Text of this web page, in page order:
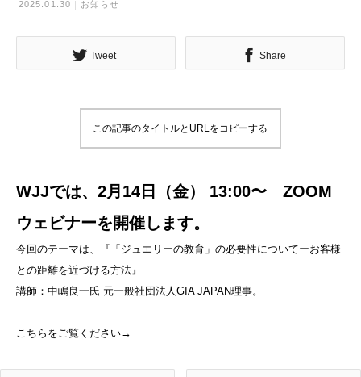
2025.01.30 お知らせ
Tweet Share
この記事のタイトルとURLをコピーする
WJJでは、2月14日（金） 13:00〜 ZOOM
ウェビナーを開催します。
今回のテーマは、『「ジュエリーの教育」の必要性についてーお客様
との距離を近づける方法』
講師：中嶋良一氏 元一般社団法人GIA JAPAN理事。
こちらをご覧ください→